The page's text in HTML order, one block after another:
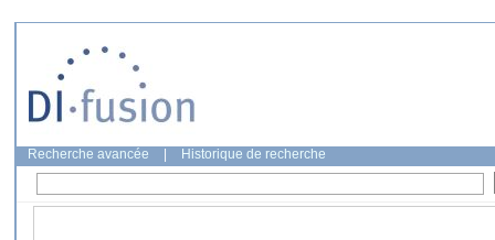
Recherche avancée Historique de recherche